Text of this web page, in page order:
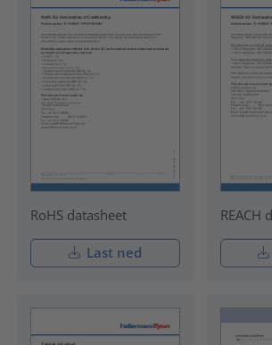
RoHS datasheet
Last ned
REACH